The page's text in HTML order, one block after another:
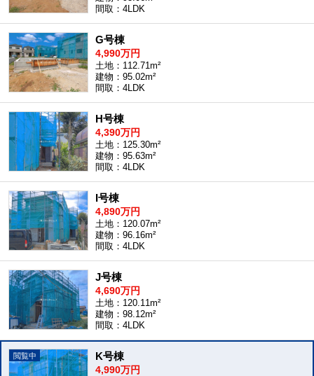
間取：4LDK
G号棟
4,990万円
土地：112.71m²
建物：95.02m²
間取：4LDK
H号棟
4,390万円
土地：125.30m²
建物：95.63m²
間取：4LDK
I号棟
4,890万円
土地：120.07m²
建物：96.16m²
間取：4LDK
J号棟
4,690万円
土地：120.11m²
建物：98.12m²
間取：4LDK
K号棟
4,990万円